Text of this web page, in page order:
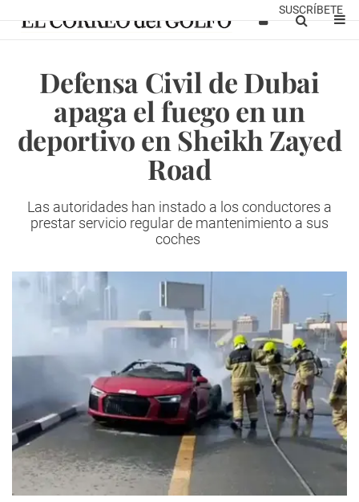
SUSCRÍBETE
Defensa Civil de Dubai
apaga el fuego en un
deportivo en Sheikh Zayed
Road
Las autoridades han instado a los conductores a
prestar servicio regular de mantenimiento a sus
coches